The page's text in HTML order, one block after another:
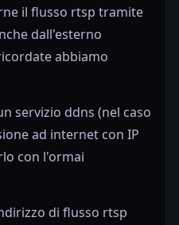
il flusso rtsp tramite
dall'esterno
abbiamo
servizio ddns (nel caso
ad internet con IP
con l'ormai
di flusso rtsp